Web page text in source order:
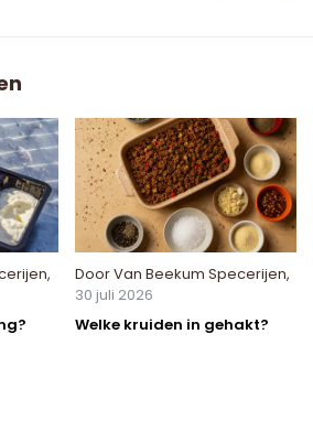
,
DoorVan Beekum Specerijen,
30 juli 2026
Welke kruiden in gehakt?